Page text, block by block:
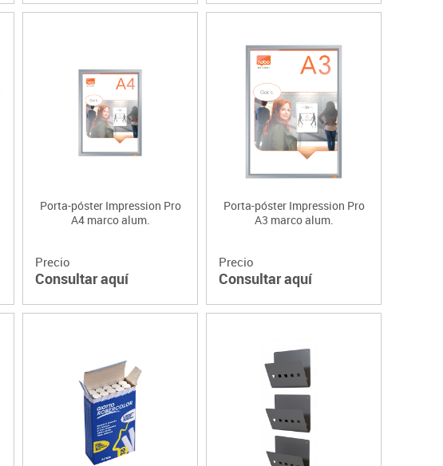
Porta-póster Impression Pro
A4 marco alum.
Precio
Consultar aquí
Porta-póster Impression Pro
A3 marco alum.
Precio
Consultar aquí